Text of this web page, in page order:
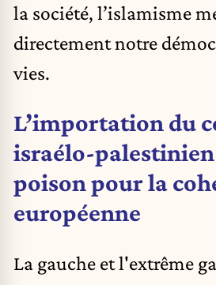
la société, l’islamisme
directement notre
vies.
L’importation du
israélo-
poison pour la
européenne
La gauche et l'extrême